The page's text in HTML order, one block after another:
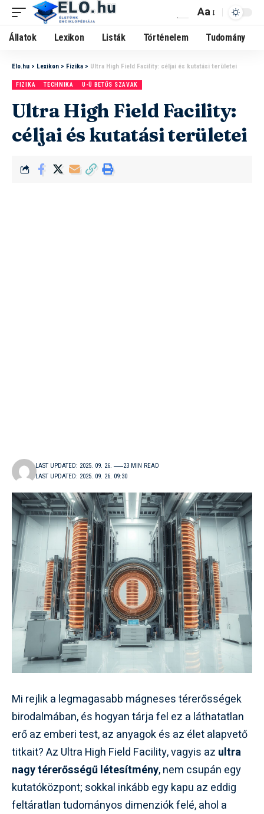
Aa
Állatok Lexikon Listák Történelem Tudomány
Elo.hu > Lexikon > Fizika > Ultra High Field Facility: céljai és kutatási területei
FIZIKA TECHNIKA U-Ü BETŰS SZAVAK
Ultra High Field Facility:
céljai és kutatási területei
LAST UPDATED: 2025. 09. 26. 09:30
LAST UPDATED: 2025. 09. 26. 23 MIN READ
Mi rejlik a legmagasabb mágneses térerősségek
birodalmában, és hogyan tárja fel ez a láthatatlan
erő az emberi test, az anyagok és az élet alapvető
titkait? Az Ultra High Field Facility, vagyis az ultra
nagy térerősségű létesítmény, nem csupán egy
kutatóközpont; sokkal inkább egy kapu az eddig
feltáratlan tudományos dimenziók felé, ahol a